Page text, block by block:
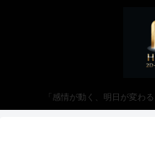
「感情が動く、明日が変わ